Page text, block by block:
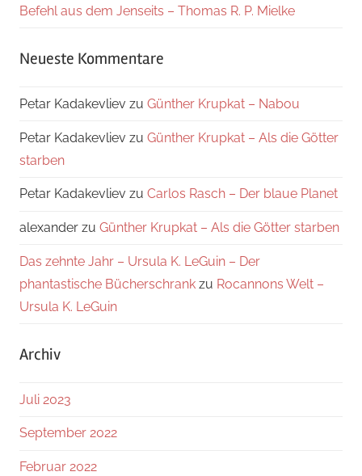
Befehl aus dem Jenseits – Thomas R. P. Mielke
Neueste Kommentare
Petar Kadakevliev zu Günther Krupkat – Nabou
Petar Kadakevliev zu Günther Krupkat – Als die Götter
starben
Petar Kadakevliev zu Carlos Rasch – Der blaue Planet
alexander zu Günther Krupkat – Als die Götter starben
Das zehnte Jahr – Ursula K. LeGuin – Der
phantastische Bücherschrank zu Rocannons Welt –
Ursula K. LeGuin
Archiv
Juli 2023
September 2022
Februar 2022